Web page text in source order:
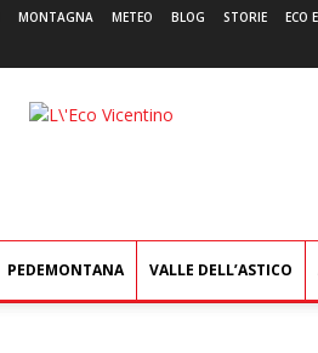
MONTAGNA METEO BLOG STORIE ECO
L'Eco
PEDEMONTANA VALLE DELL’ASTICO